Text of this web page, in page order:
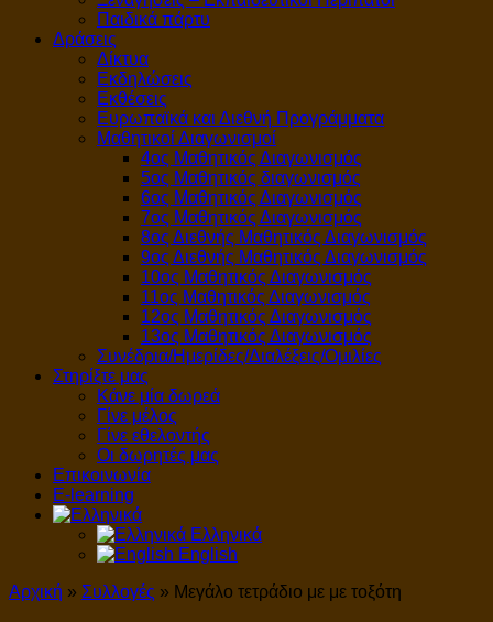
Παιδικά πάρτυ
Δράσεις
Δίκτυα
Εκδηλώσεις
Εκθέσεις
Ευρωπαϊκά και Διεθνή Προγράμματα
Μαθητικοί Διαγωνισμοί
4ος Μαθητικός Διαγωνισμός
5ος Μαθητικός διαγωνισμός
6ος Μαθητικός Διαγωνισμός
7ος Μαθητικός Διαγωνισμός
8ος Διεθνής Μαθητικός Διαγωνισμός
9ος Διεθνής Μαθητικός Διαγωνισμός
10ος Μαθητικός Διαγωνισμός
11ος Μαθητικός Διαγωνισμός
12ος Μαθητικός Διαγωνισμός
13ος Μαθητικός Διαγωνισμός
Συνέδρια/Ημερίδες/Διαλέξεις/Ομιλίες
Στηρίξτε μας
Κάνε μία δωρεά
Γίνε μέλος
Γίνε εθελοντής
Οι δωρητές μας
Επικοινωνία
E-learning
Ελληνικά
English
Αρχική » Συλλογές » Μεγάλο τετράδιο με με τοξότη